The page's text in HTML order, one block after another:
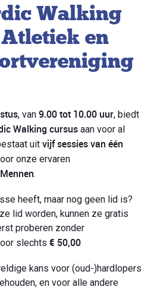
Walking
en
, van 9.00 tot 10.00 uur, biedt
Walking cursus aan voor al
uit vijf sessies van één
onze ervaren
.
heeft, maar nog geen lid is?
lid worden, kunnen ze gratis
proberen zonder
slechts € 50,00
kans voor (oud-)hardlopers
en voor alle andere